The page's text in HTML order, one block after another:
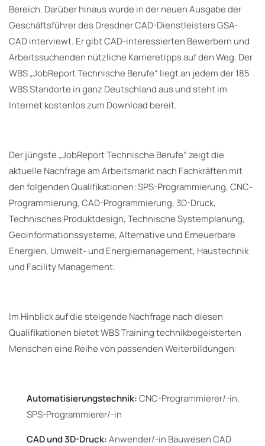
Bereich. Darüber hinaus wurde in der neuen Ausgabe der
Geschäftsführer des Dresdner CAD-Dienstleisters GSA-
CAD interviewt. Er gibt CAD-interessierten Bewerbern und
Arbeitssuchenden nützliche Karrieretipps auf den Weg. Der
WBS „JobReport Technische Berufe“ liegt an jedem der 185
WBS Standorte in ganz Deutschland aus und steht im
Internet kostenlos zum Download bereit.
Der jüngste „JobReport Technische Berufe“ zeigt die
aktuelle Nachfrage am Arbeitsmarkt nach Fachkräften mit
den folgenden Qualifikationen: SPS-Programmierung, CNC-
Programmierung, CAD-Programmierung, 3D-Druck,
Technisches Produktdesign, Technische Systemplanung,
Geoinformationssysteme, Alternative und Erneuerbare
Energien, Umwelt- und Energiemanagement, Haustechnik
und Facility Management.
Im Hinblick auf die steigende Nachfrage nach diesen
Qualifikationen bietet WBS Training technikbegeisterten
Menschen eine Reihe von passenden Weiterbildungen:
Automatisierungstechnik:CNC-Programmierer/-in,
SPS-Programmierer/-in
CAD und 3D-Druck:Anwender/-in Bauwesen CAD